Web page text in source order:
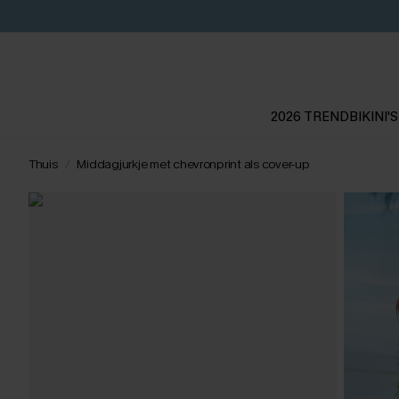
2026 TRENDBIKINI'S
Thuis Middagjurkje met chevronprint als cover-up